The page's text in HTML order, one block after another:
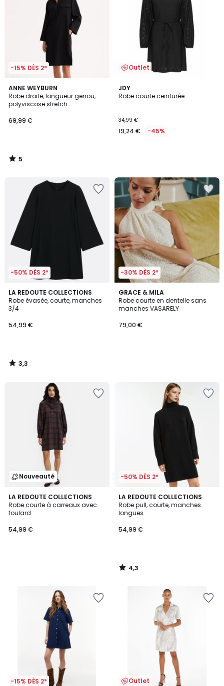
-15% DÈS 2*
ANNE WEYBURN
Robe droite, longueur genou,
polyviscose stretch
69,99 €
5
/
5
5
/
Outlet
JDY
Robe courte ceinturée
34,99 €
19,24 € -45%
-50% DÈS 2*
LA REDOUTE COLLECTIONS
Robe évasée, courte, manches
3/4
54,99 €
3,3
/ 5
3,3
/
-30% DÈS 2*
GRACE & MILA
Robe courte en dentelle sans
manches VASARELY
79,00 €
Nouveauté
LA REDOUTE COLLECTIONS
Robe courte à carreaux avec
foulard
54,99 €
-50% DÈS 2*
LA REDOUTE COLLECTIONS
Robe pull, courte, manches
longues
54,99 €
4,3
/ 5
4,3
/
-15% DÈS 2* Outlet